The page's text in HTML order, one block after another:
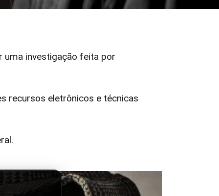
uma investigação feita por
recursos eletrônicos e técnicas